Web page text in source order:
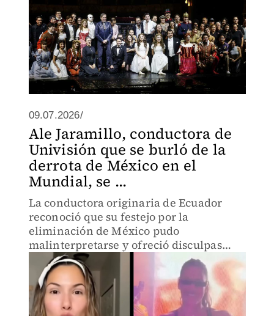
09.07.2026/
Ale Jaramillo, conductora de
Univisión que se burló de la
derrota de México en el
Mundial, se ...
La conductora originaria de Ecuador
reconoció que su festejo por la
eliminación de México pudo
malinterpretarse y ofreció disculpas
públicas a quienes se sintieron
ofendidos.